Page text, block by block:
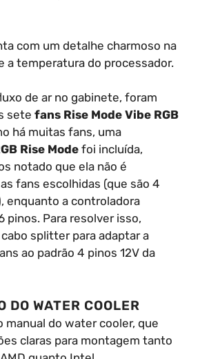
com um detalhe charmoso na
a temperatura do processador.
de ar no gabinete, foram
sete fans Rise Mode Vibe RGB
há muitas fans, uma
Rise Mode foi incluída,
notado que ela não é
fans escolhidas (que são 4
enquanto a controladora
pinos. Para resolver isso,
splitter para adaptar a
ao padrão 4 pinos 12V da
DO WATER COOLER
manual do water cooler, que
claras para montagem tanto